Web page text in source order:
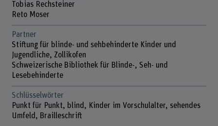
Tobias Rechsteiner
Reto Moser
Partner
Stiftung für blinde- und sehbehinderte Kinder und
Jugendliche, Zollikofen
Schweizerische Bibliothek für Blinde-, Seh- und
Lesebehinderte
Schlüsselwörter
Punkt für Punkt, blind, Kinder im Vorschulalter, sehendes
Umfeld, Brailleschrift